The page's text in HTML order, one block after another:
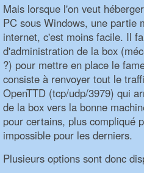
Mais lorsque l'on veut
PC sous Windows, une partie
internet, c'est moins facile. Il
d'administration de la box
?) pour mettre en place le
consiste à renvoyer tout le
OpenTTD (tcp/udp/3979) qui
de la box vers la bonne
pour certains, plus compliqué
impossible pour les derniers.
Plusieurs options sont donc